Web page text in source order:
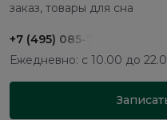
заказ, товары для сна
+7 (495) 085-75-91
Ежедневно: с 10.00 до